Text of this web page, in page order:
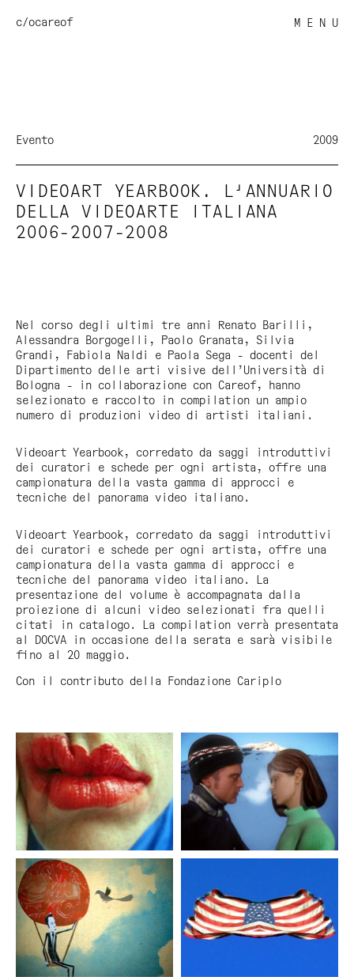
c/ocareof M E N U
Evento 2009
VIDEOART YEARBOOK. L'ANNUARIO
DELLA VIDEOARTE ITALIANA
2006-2007-2008
Nel corso degli ultimi tre anni Renato Barilli,
Alessandra Borgogelli, Paolo Granata, Silvia
Grandi, Fabiola Naldi e Paola Sega - docenti del
Dipartimento delle arti visive dell’Università di
Bologna - in collaborazione con Careof, hanno
selezionato e raccolto in compilation un ampio
numero di produzioni video di artisti italiani.
Videoart Yearbook , corredato da saggi introduttivi
dei curatori e schede per ogni artista, offre una
campionatura della vasta gamma di approcci e
tecniche del panorama video italiano.
Videoart Yearbook , corredato da saggi introduttivi
dei curatori e schede per ogni artista, offre una
campionatura della vasta gamma di approcci e
tecniche del panorama video italiano. La
presentazione del volume è accompagnata dalla
proiezione di alcuni video selezionati fra quelli
citati in catalogo. La compilation verrà presentata
al DOCVA in occasione della serata e sarà visibile
fino al 20 maggio.
Con il contributo della Fondazione Cariplo